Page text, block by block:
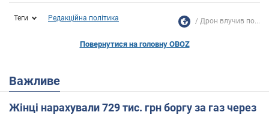
Теги Редакційна політика Дрон влучив по...
Повернутися на головну OBOZ
Важливе
Жінці нарахували 729 тис. грн боргу за газ через